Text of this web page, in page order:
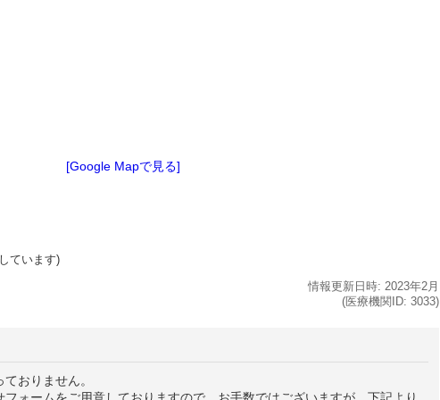
[Google Mapで見る]
ています)
情報更新日時: 2023年2月
(医療機関ID: 3033)
おりません。